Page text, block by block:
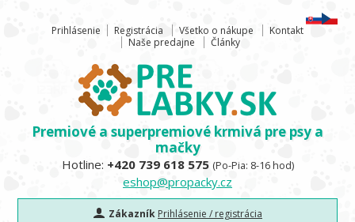
Prihlásenie Registrácia Všetko o nákupe
Kontakt
Naše predajne
Články
Premiové a superpremiové krmivá pre psy a
mačky
Hotline: +420 739 618 575 (Po-Pia: 8-16 hod)
eshop@propacky.cz
Zákazník Prihlásenie / registrácia